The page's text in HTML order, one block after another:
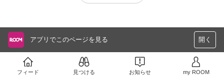
アプリでこのページを見る 開く
フィード 見つける お知らせ my ROOM